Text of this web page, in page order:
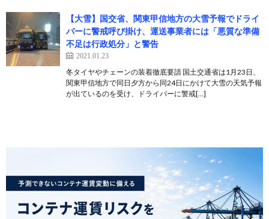
【大雪】国交省、関東甲信地方の大雪予報でドライ
バーに警戒呼び掛け、運送事業者には「悪質な準備
不足は行政処分」と警告
2021.01.23
冬タイヤやチェーンの装着徹底要請 国土交通省は1月23日、
関東甲信地方で同日夕方から同24日にかけて大雪の天気予報
が出ているのを受け、ドライバーに警戒[…]